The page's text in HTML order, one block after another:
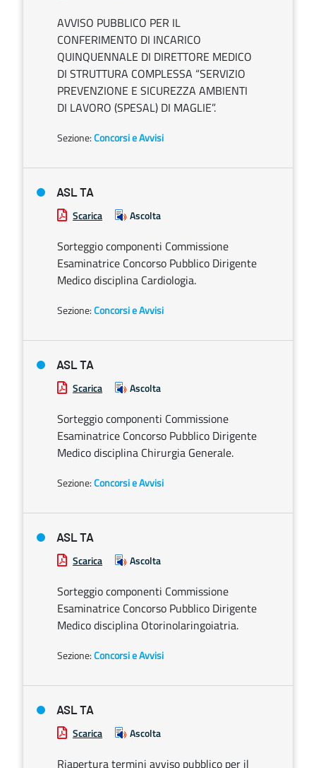
AVVISO PUBBLICO PER IL
CONFERIMENTO DI INCARICO
QUINQUENNALE DI DIRETTORE MEDICO
DI STRUTTURA COMPLESSA “SERVIZIO
PREVENZIONE E SICUREZZA AMBIENTI
DI LAVORO (SPESAL) DI MAGLIE”.
Sezione:Concorsi e Avvisi
ASL TA
Scarica Ascolta
Sorteggio componenti Commissione
Esaminatrice Concorso Pubblico Dirigente
Medico disciplina Cardiologia.
Sezione:Concorsi e Avvisi
ASL TA
Scarica Ascolta
Sorteggio componenti Commissione
Esaminatrice Concorso Pubblico Dirigente
Medico disciplina Chirurgia Generale.
Sezione:Concorsi e Avvisi
ASL TA
Scarica Ascolta
Sorteggio componenti Commissione
Esaminatrice Concorso Pubblico Dirigente
Medico disciplina Otorinolaringoiatria.
Sezione:Concorsi e Avvisi
ASL TA
Scarica Ascolta
Riapertura termini avviso pubblico per il